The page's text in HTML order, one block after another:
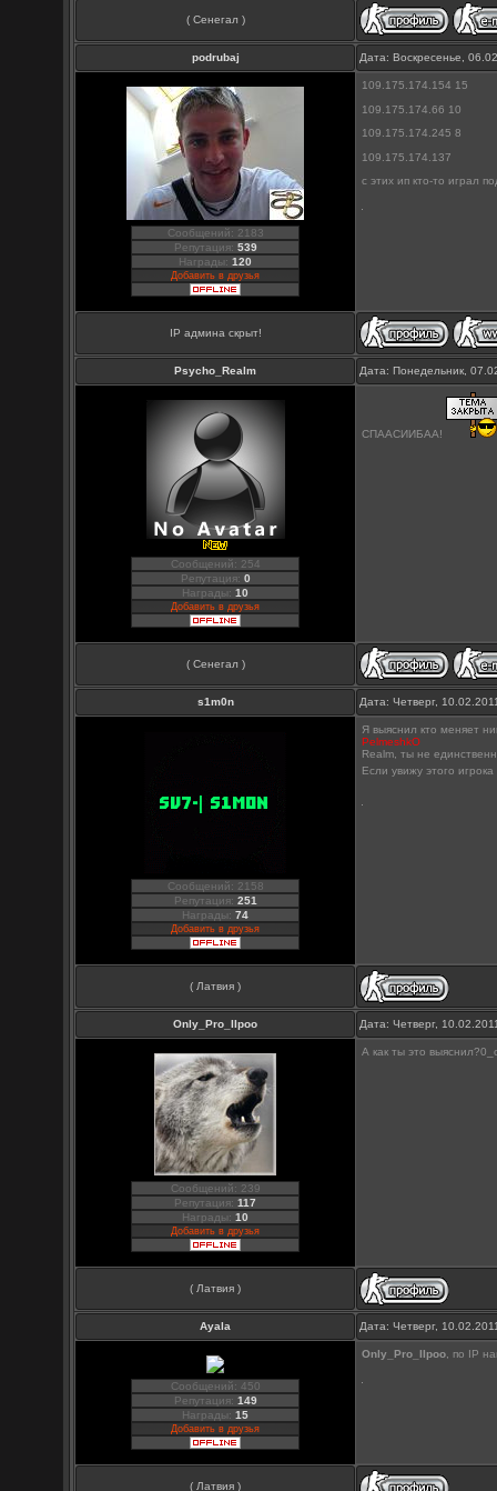
( Сенегал )
podrubaj Дата: Воскресенье,
Сообщений: 2183
Репутация: 539
Награды:120
Добавить в друзья
109.175.174.154 15
109.175.174.66 10
109.175.174.245 8
109.175.174.137
с этих ип кто-то играл
IP админа скрыт!
Psycho_Realm Дата: Понедельник,
Сообщений: 254
Репутация: 0
Награды:10
Добавить в друзья
СПААСИИБАА!
( Сенегал )
s1m0n Дата: Четверг,
Сообщений: 2158
Репутация: 251
Награды:74
Добавить в друзья
Я выяснил кто меняет
PelmeshkO
Realm, ты не
Если увижу этого
( Латвия )
Only_Pro_IIpoo Дата: Четверг,
Сообщений: 239
Репутация:117
Награды:10
Добавить в друзья
А как ты это
( Латвия )
Ayala Дата: Четверг,
Сообщений: 450
Репутация: 149
Награды:15
Добавить в друзья
Only_Pro_IIpoo, по IP
( Латвия )